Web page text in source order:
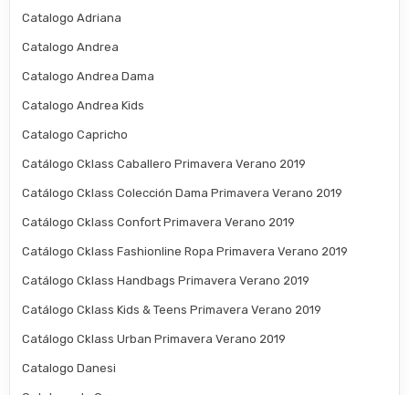
Catalogo Adriana
Catalogo Andrea
Catalogo Andrea Dama
Catalogo Andrea Kids
Catalogo Capricho
Catálogo Cklass Caballero Primavera Verano 2019
Catálogo Cklass Colección Dama Primavera Verano 2019
Catálogo Cklass Confort Primavera Verano 2019
Catálogo Cklass Fashionline Ropa Primavera Verano 2019
Catálogo Cklass Handbags Primavera Verano 2019
Catálogo Cklass Kids & Teens Primavera Verano 2019
Catálogo Cklass Urban Primavera Verano 2019
Catalogo Danesi